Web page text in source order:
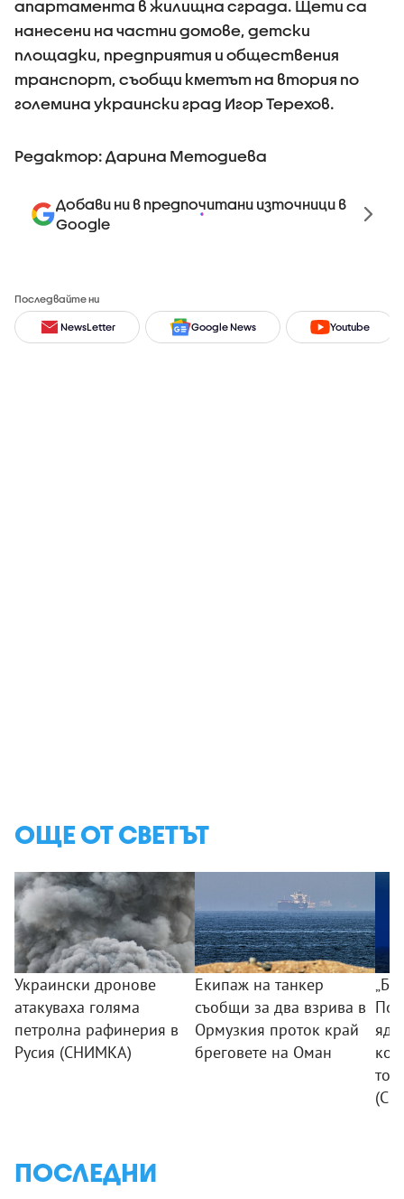
апартамента в жилищна сграда. Щети са
нанесени на частни домове, детски
площадки, предприятия и обществения
транспорт, съобщи кметът на втория по
големина украински град Игор Терехов.
Редактор: Дарина Методиева
Добави ни в предпочитани източници в
Google
Последвайте ни
NewsLetter Google News Youtube
ОЩЕ ОТ СВЕТЪТ
Украински дронове
атакуваха голяма
петролна рафинерия в
Русия (СНИМКА)
Екипаж на танкер
съобщи за два взрива в
Ормузкия проток край
бреговете на Оман
ПОСЛЕДНИ